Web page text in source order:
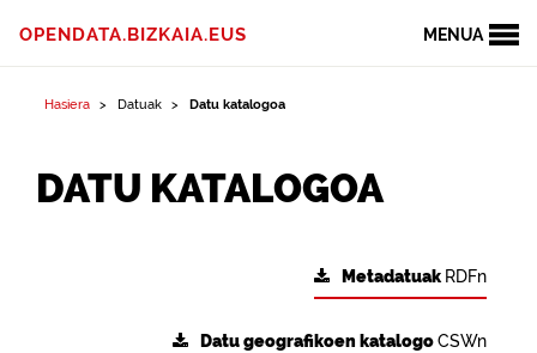
MENUA
OPENDATA.BIZKAIA.EUS
Hasiera Datuak Datu katalogoa
DATU KATALOGOA
Metadatuak RDFn
Datu geografikoen katalogoCSWn